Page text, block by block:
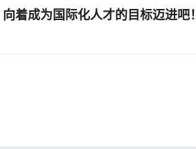
着成为国际化人才的目标迈进吧！